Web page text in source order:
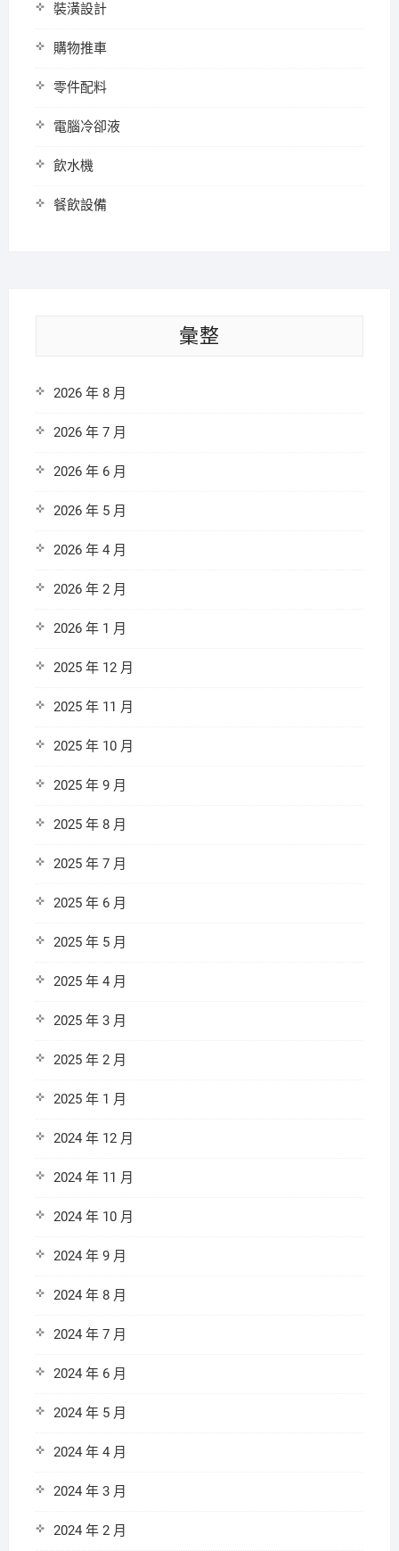
裝潢設計
購物推車
零件配料
電腦冷卻液
飲水機
餐飲設備
彙整
2026 年 8 月
2026 年 7 月
2026 年 6 月
2026 年 5 月
2026 年 4 月
2026 年 2 月
2026 年 1 月
2025 年 12 月
2025 年 11 月
2025 年 10 月
2025 年 9 月
2025 年 8 月
2025 年 7 月
2025 年 6 月
2025 年 5 月
2025 年 4 月
2025 年 3 月
2025 年 2 月
2025 年 1 月
2024 年 12 月
2024 年 11 月
2024 年 10 月
2024 年 9 月
2024 年 8 月
2024 年 7 月
2024 年 6 月
2024 年 5 月
2024 年 4 月
2024 年 3 月
2024 年 2 月